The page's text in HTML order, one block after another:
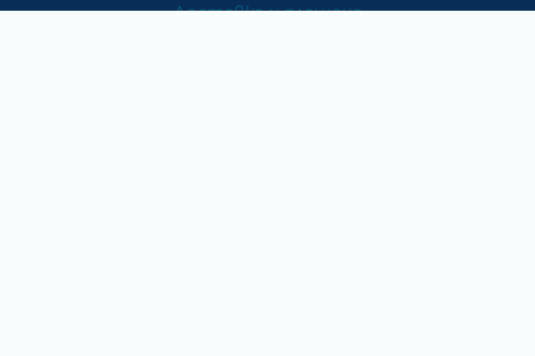
Доставка и плащане